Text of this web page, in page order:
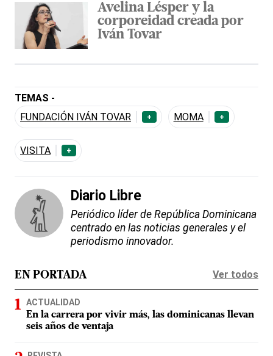
Avelina Lésper y la
corporeidad creada por
Iván Tovar
TEMAS -
FUNDACIÓN IVÁN TOVAR
+ MOMA +
VISITA +
Diario Libre
Periódico líder de República Dominicana
centrado en las noticias generales y el
periodismo innovador.
EN PORTADA Ver todos
ACTUALIDAD
En la carrera por vivir más, las dominicanas llevan
seis años de ventaja